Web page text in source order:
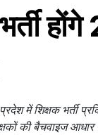
में शिक्षक भर्ती
की बैचवाइज आधार